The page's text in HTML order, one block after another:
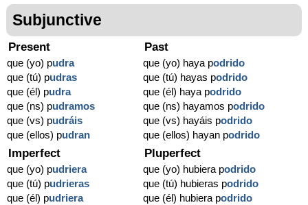
Subjunctive
Present
que (yo) pudra
que (tú) pudras
que (él) pudra
que (ns) pudramos
que (vs) pudráis
que (ellos) pudran
Past
que (yo) haya podrido
que (tú) hayas podrido
que (él) haya podrido
que (ns) hayamos podrido
que (vs) hayáis podrido
que (ellos) hayan podrido
Imperfect
que (yo) pudriera
que (tú) pudrieras
que (él) pudriera
Pluperfect
que (yo) hubiera podrido
que (tú) hubieras podrido
que (él) hubiera podrido